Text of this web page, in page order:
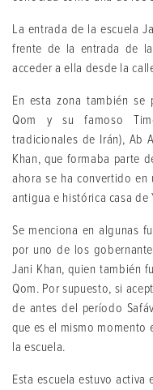
La entrada de la escuela
frente de la entrada de
acceder a ella desde la
En esta zona también
Qom y su famoso
tradicionales de Irán), Ab
Khan, que formaba parte
ahora se ha convertido
antigua e histórica casa de
Se menciona en algunas
por uno de los
Jani Khan, quien también
Qom. Por supuesto, si
de antes del período
que es el mismo momento
la escuela.
Esta escuela estuvo activa